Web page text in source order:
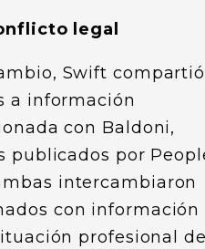
legal
Swift compartió
a información
con Baldoni,
publicados por
intercambiaron
con información
profesional